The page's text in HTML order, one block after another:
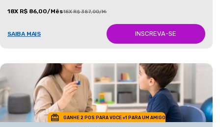
18X R$ 86,00/Mês18X R$ 387,00/Mês
SAIBA MAIS INSCREVA-SE
GANHE 2 POS PARA VOCE +1 PARA UM AMIGO